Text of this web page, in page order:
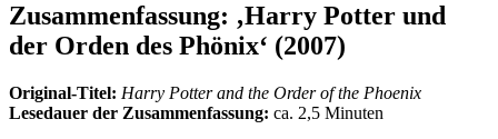
Zusammenfassung: ‚Harry Potter und
der Orden des Phönix‘ (2007)
Original-Titel: Harry Potter and the Order of the Phoenix
Lesedauer der Zusammenfassung: ca. 2,5 Minuten